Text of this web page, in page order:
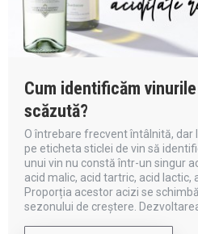
Cum identificăm
scăzută?
O întrebare frecvent întâlnită, dar
pe eticheta sticlei de vin să
unui vin nu constă într-un singur
acid malic, acid tartric, acid lactic,
Proporția acestor acizi se
sezonului de creștere. Dezvoltarea